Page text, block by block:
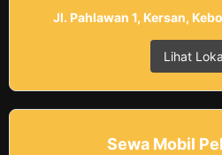
Jl. Pahlawan 1, Kersan,
Lihat
Sewa Mobil